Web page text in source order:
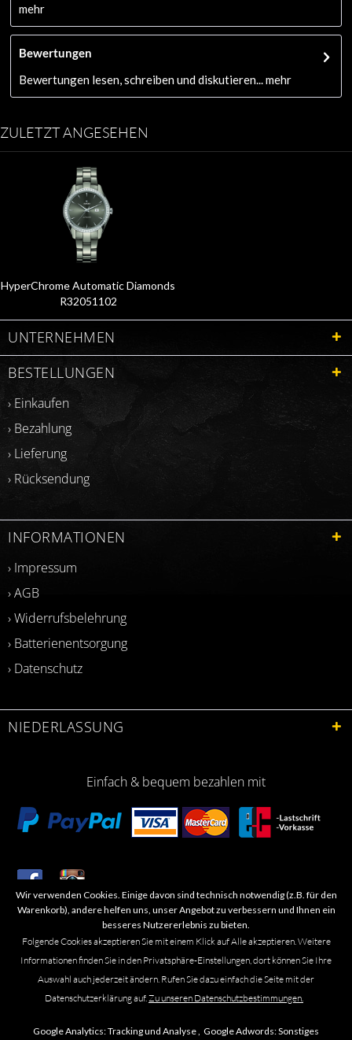
mehr
Bewertungen
Bewertungen lesen, schreiben und diskutieren...
mehr
ZULETZT ANGESEHEN
HyperChrome Automatic Diamonds
R32051102
UNTERNEHMEN
BESTELLUNGEN
› Einkaufen
› Bezahlung
› Lieferung
› Rücksendung
INFORMATIONEN
› Impressum
› AGB
› Widerrufsbelehrung
› Batterienentsorgung
› Datenschutz
NIEDERLASSUNG
Einfach & bequem bezahlen mit
​Letzte Aktualisierung: 06.2026
Marken- oder Warenzeichen werden in der Regel nicht als solche kenntlich
gemacht. Das Fehlen einer solchen Kennzeichnung bedeutet nicht, dass es
Wir verwenden Cookies. Einige davon sind technisch notwendig (z.B. für den
Warenkorb), andere helfen uns, unser Angebot zu verbessern und Ihnen ein
besseres Nutzererlebnis zu bieten.
Folgende Cookies akzeptieren Sie mit einem Klick auf Alle akzeptieren. Weitere
Informationen finden Sie in den Privatsphäre-Einstellungen, dort können Sie Ihre
Auswahl auch jederzeit ändern. Rufen Sie dazu einfach die Seite mit der
Datenschutzerklärung auf.Zu unseren Datenschutzbestimmungen.
Google Analytics:Tracking und Analyse , Google Adwords:Sonstiges